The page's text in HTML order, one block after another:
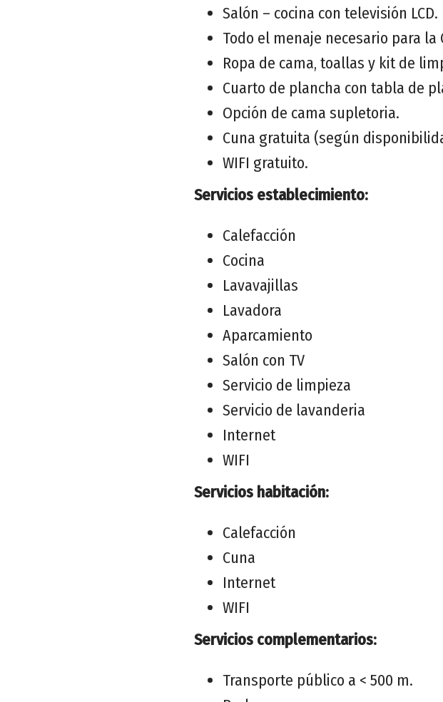
Salón – cocina con televisión LCD.
Todo el menaje necesario para la
Ropa de cama, toallas y kit de
Cuarto de plancha con tabla de
Opción de cama supletoria.
Cuna gratuita (según
WIFI gratuito.
Servicios establecimiento:
Calefacción
Cocina
Lavavajillas
Lavadora
Aparcamiento
Salón con TV
Servicio de limpieza
Servicio de lavanderia
Internet
WIFI
Servicios habitación:
Calefacción
Cuna
Internet
WIFI
Servicios complementarios:
Transporte público a < 500 m.